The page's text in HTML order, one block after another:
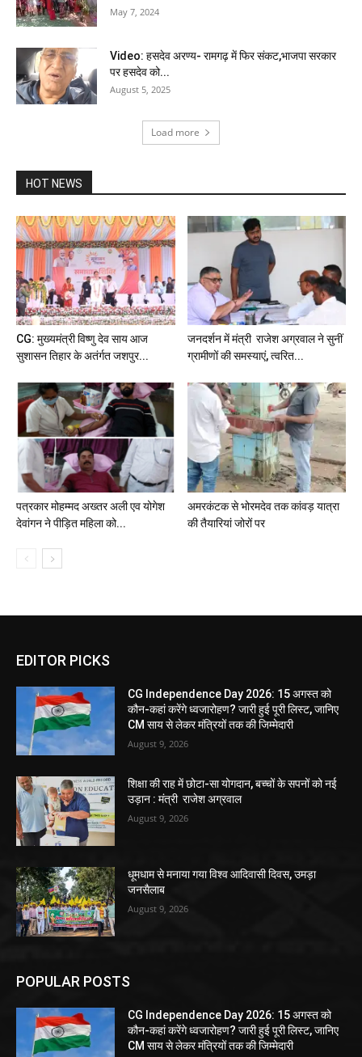
May 7, 2024
Video: हसदेव अरण्य- रामगढ़ में फिर संकट,भाजपा सरकार
पर हसदेव को...
August 5, 2025
Load more
HOT NEWS
CG: मुख्यमंत्री विष्णु देव साय आज
सुशासन तिहार के अतंर्गत जशपुर...
जनदर्शन में मंत्री राजेश अग्रवाल ने सुनीं
ग्रामीणों की समस्याएं, त्वरित...
पत्रकार मोहम्मद अख्तर अली एव योगेश
देवांगन ने पीड़ित महिला को...
अमरकंटक से भोरमदेव तक कांवड़ यात्रा
की तैयारियां जोरों पर
EDITOR PICKS
CG Independence Day 2026: 15 अगस्त को
कौन-कहां करेंगे ध्वजारोहण? जारी हुई पूरी लिस्ट, जानिए
CM साय से लेकर मंत्रियों तक की जिम्मेदारी
August 9, 2026
शिक्षा की राह में छोटा-सा योगदान, बच्चों के सपनों को नई
उड़ान : मंत्री राजेश अग्रवाल
August 9, 2026
धूमधाम से मनाया गया विश्व आदिवासी दिवस, उमड़ा
जनसैलाब
August 9, 2026
POPULAR POSTS
CG Independence Day 2026: 15 अगस्त को
कौन-कहां करेंगे ध्वजारोहण? जारी हुई पूरी लिस्ट, जानिए
CM साय से लेकर मंत्रियों तक की जिम्मेदारी